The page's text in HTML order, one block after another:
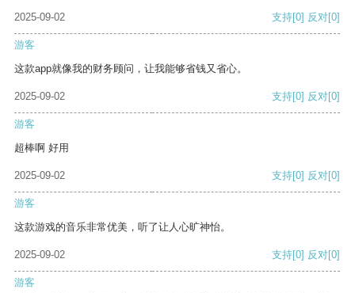
2025-09-02
支持[0] 反对[0]
游客
这款app就像我的财务顾问，让我能够省钱又省心。
2025-09-02 支持[0] 反对[0]
游客
超棒啊 好用
2025-09-02 支持[0] 反对[0]
游客
这款游戏的音乐非常优美，听了让人心旷神怡。
2025-09-02 支持[0] 反对[0]
游客